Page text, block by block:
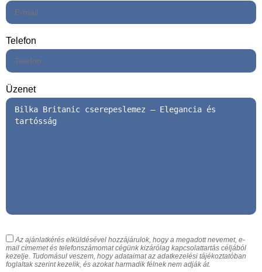
Telefon
Üzenet
Az ajánlatkérés elküldésével hozzájárulok, hogy a megadott nevemet, e-
mail címemet és telefonszámomat cégünk kizárólag kapcsolattartás céljából
kezelje. Tudomásul veszem, hogy adataimat az adatkezelési tájékoztatóban
foglaltak szerint kezelik, és azokat harmadik félnek nem adják át.